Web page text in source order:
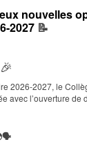
nouvelles
2027 📝
🎉
2026-2027, le
avec l’ouverture de